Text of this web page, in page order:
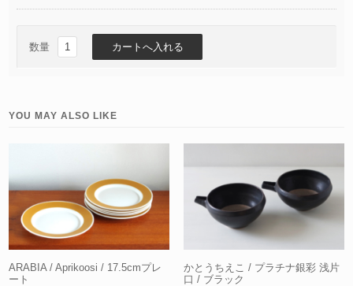
数量
YOU MAY ALSO LIKE
ARABIA / Aprikoosi / 17.5cmプレ
ート
かとうちえこ / プラチナ銀彩 浅片
口 / ブラック